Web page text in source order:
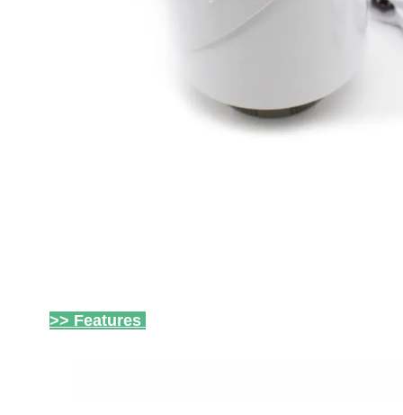
>> Features